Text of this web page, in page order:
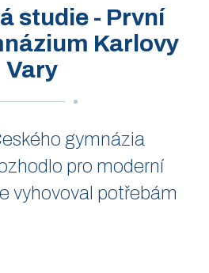
studie - První
Karlovy
Vary
gymnázia
pro moderní
vyhovoval potřebám